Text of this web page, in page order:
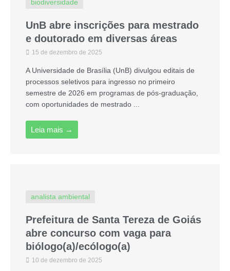
biodiversidade
UnB abre inscrições para mestrado
e doutorado em diversas áreas
15 de dezembro de 2025
A Universidade de Brasília (UnB) divulgou editais de
processos seletivos para ingresso no primeiro
semestre de 2026 em programas de pós-graduação,
com oportunidades de mestrado ...
Leia mais →
analista ambiental
Prefeitura de Santa Tereza de Goiás
abre concurso com vaga para
biólogo(a)/ecólogo(a)
10 de dezembro de 2025